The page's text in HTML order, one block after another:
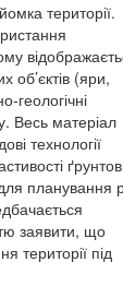
території.
об’єктів (яри,
геологічні
Весь матеріал
технології
планування
заявити, що
території під